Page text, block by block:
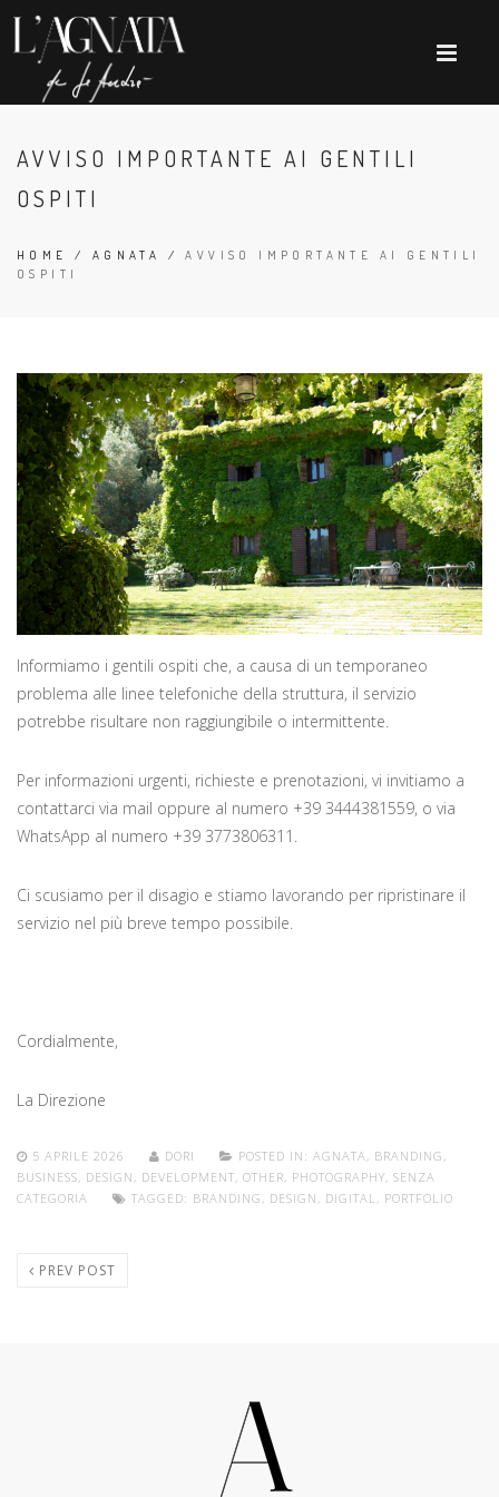
AVVISO IMPORTANTE AI GENTILI
OSPITI
HOME / AGNATA /AVVISO IMPORTANTE AI GENTILI
OSPITI
Informiamo i gentili ospiti che, a causa di un temporaneo
problema alle linee telefoniche della struttura, il servizio
potrebbe risultare non raggiungibile o intermittente.
Per informazioni urgenti, richieste e prenotazioni, vi invitiamo a
contattarci via mail oppure al numero +39 3444381559, o via
WhatsApp al numero +39 3773806311.
Ci scusiamo per il disagio e stiamo lavorando per ripristinare il
servizio nel più breve tempo possibile.
Cordialmente,
La Direzione
5 APRILE 2026 DORI POSTED IN: AGNATA, BRANDING ,
BUSINESS, DESIGN , DEVELOPMENT, OTHER, PHOTOGRAPHY, SENZA
CATEGORIA
TAGGED: BRANDING , DESIGN , DIGITAL , PORTFOLIO
PREV POST